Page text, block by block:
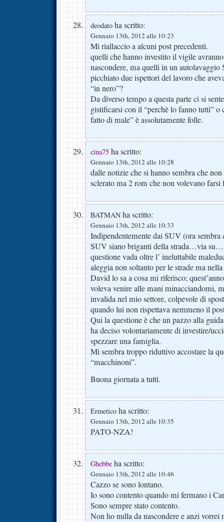
deodato ha scritto:
Gennaio 13th, 2012 alle 10:23
Mi riallaccio a alcuni post precedenti.
quelli che hanno investito il vigile
nascondere, ma quelli in un autolavaggio
picchiato due ispettori del lavoro che
“in nero”?
Da diverso tempo a questa parte ci si
gistificarsi con il “perchè lo fanno tutti” o
fatto di male” è assolutamente folle.
cina75 ha scritto:
Gennaio 13th, 2012 alle 10:28
dalle notizie che si hanno sembra che
sclerato ma 2 rom che non volevano
BATMAN ha scritto:
Gennaio 13th, 2012 alle 10:33
Indipendentemente dai SUV (ora
SUV siano briganti della strada…via
questione vada oltre l’ ineluttabile
aleggia non soltanto per le strade ma
David lo sa a cosa mi riferisco;
voleva venire alle mani minacciandomi,
invalida nel mio settore, colpevole di
quando lui non rispettava nemmeno il
Qui la questione è che un pazzo alla
ha deciso volontariamente di investire/
spezzare una famiglia.
Mi sembra troppo riduttivo accostare la
“macchinoni”.
Buona giornata a tutti.
Ermetico ha scritto:
Gennaio 13th, 2012 alle 10:35
PATO-NZA!
Ghebbe ha scritto:
Gennaio 13th, 2012 alle 10:46
Cazzo se sono lontano.
Io sono contento quando mi fermano i
Sono sempre stato contento.
Non ho nulla da nascondere e anzi vorrei